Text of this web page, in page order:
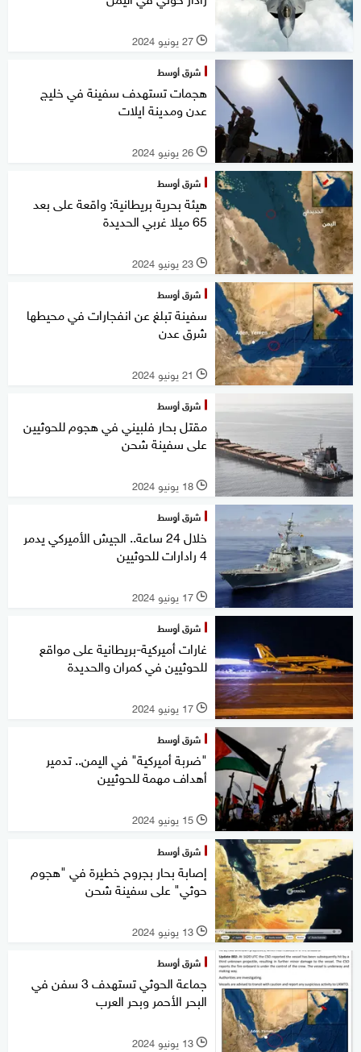
l 27 يونيو 2024
شرق أوسط
هجمات تستهدف سفينة في خليج
عدن ومدينة ايلات
l 26 يونيو 2024
شرق أوسط
هيئة بحرية بريطانية: واقعة على بعد
65 ميلا غربي الحديدة
l 23 يونيو 2024
شرق أوسط
سفينة تبلغ عن انفجارات في محيطها
شرق عدن
l 21 يونيو 2024
شرق أوسط
مقتل بحار فلبيني في هجوم للحوثيين
على سفينة شحن
l 18 يونيو 2024
شرق أوسط
خلال 24 ساعة.. الجيش الأميركي يدمر
4 رادارات للحوثيين
l 17 يونيو 2024
شرق أوسط
غارات أميركية-بريطانية على مواقع
للحوثيين في كمران والحديدة
l 17 يونيو 2024
شرق أوسط
"ضربة أميركية" في اليمن.. تدمير
أهداف مهمة للحوثيين
l 15 يونيو 2024
شرق أوسط
إصابة بحار بجروح خطيرة في "هجوم
حوثي" على سفينة شحن
l 13 يونيو 2024
شرق أوسط
جماعة الحوثي تستهدف 3 سفن في
البحر الأحمر وبحر العرب
l 13 يونيو 2024